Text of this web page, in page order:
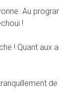
Au
!
! Quant